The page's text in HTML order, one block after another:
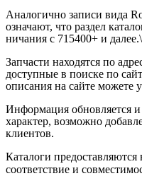
Аналогично записи вида
означают, что раздел
ничания с 715400+ и далее.\
Запчасти находятся по
доступные в поиске по
описания на сайте можете
Информация обновляется
характер, возможно
клиентов.
Каталоги
соответствие и